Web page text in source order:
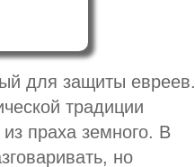
для защиты евреев.
традиции
праха земного. В
но